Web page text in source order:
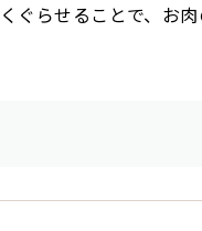
ぐらせることで、お肉